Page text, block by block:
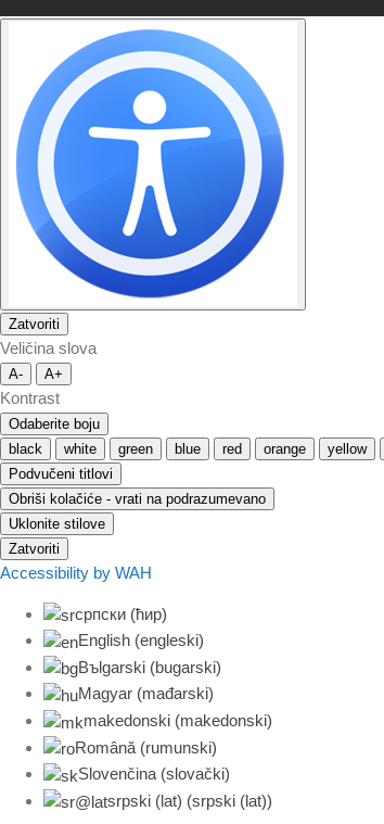
Zatvoriti
Veličina slova
A- A+
Kontrast
Odaberite boju
black
white green blue red orange yellow
Podvučeni titlovi
Obriši kolačiće - vrati na podrazumevano
Uklonite stilove
Zatvoriti
Accessibility by WAH
српски (ћир)
English (engleski)
Bъlgarski (bugarski)
Magyar (mađarski)
makedonski (makedonski)
Română (rumunski)
Slovenčina (slovački)
srpski (lat) (srpski (lat))